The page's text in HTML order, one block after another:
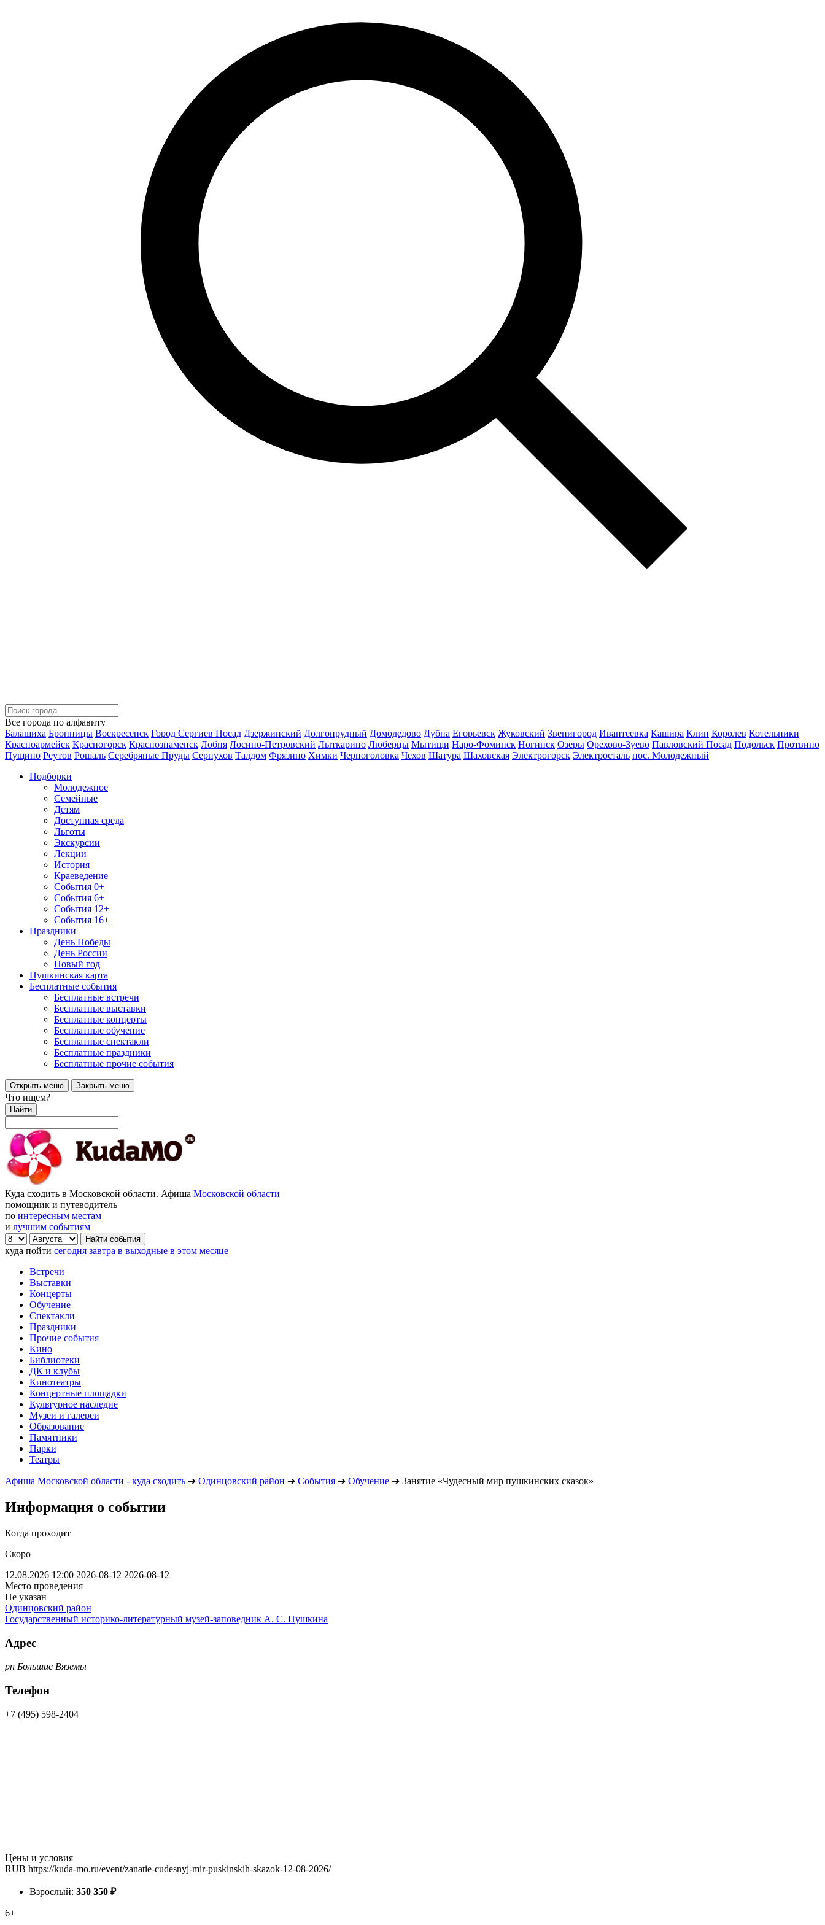
Все города по алфавиту
Балашиха Бронницы Воскресенск Город Сергиев Посад Дзержинский Долгопрудный Домодедово Дубна Егорьевск Жуковский Звенигород Ивантеевка Кашира Клин Королев Котельники
Красноармейск Красногорск Краснознаменск Лобня Лосино-Петровский Лыткарино Люберцы Мытищи Наро-Фоминск Ногинск Озеры Орехово-Зуево Павловский Посад Подольск Протвино
Пущино Реутов Рошаль Серебряные Пруды Серпухов Талдом Фрязино Химки Черноголовка Чехов Шатура Шаховская Электрогорск Электросталь пос. Молодежный
Подборки
Молодежное
Семейные
Детям
Доступная среда
Льготы
Экскурсии
Лекции
История
Краеведение
События 0+
События 6+
События 12+
События 16+
Праздники
День Победы
День России
Новый год
Пушкинская карта
Бесплатные события
Бесплатные встречи
Бесплатные выставки
Бесплатные концерты
Бесплатные обучение
Бесплатные спектакли
Бесплатные праздники
Бесплатные прочие события
Открыть меню Закрыть меню
Что ищем?
Найти
Куда сходить в Московской области. Афиша Московской области
помощник и путеводитель
по интересным местам
и лучшим событиям
куда пойти сегодня завтра в выходные в этом месяце
Встречи
Выставки
Концерты
Обучение
Спектакли
Праздники
Прочие события
Кино
Библиотеки
ДК и клубы
Кинотеатры
Концертные площадки
Культурное наследие
Музеи и галереи
Образование
Памятники
Парки
Театры
Афиша Московской области - куда сходить ➔ Одинцовский район ➔ События ➔ Обучение ➔ Занятие «Чудесный мир пушкинских сказок»
Информация о событии
Когда проходит
Скоро
12.08.2026 12:00 2026-08-12 2026-08-12
Место проведения
Не указан
Одинцовский район
Государственный историко-литературный музей-заповедник А. С. Пушкина
Адрес
рп Большие Вяземы
Телефон
+7 (495) 598-2404
Цены и условия
RUB https://kuda-mo.ru/event/zanatie-cudesnyj-mir-puskinskih-skazok-12-08-2026/
Взрослый: 350 350 ₽
6+